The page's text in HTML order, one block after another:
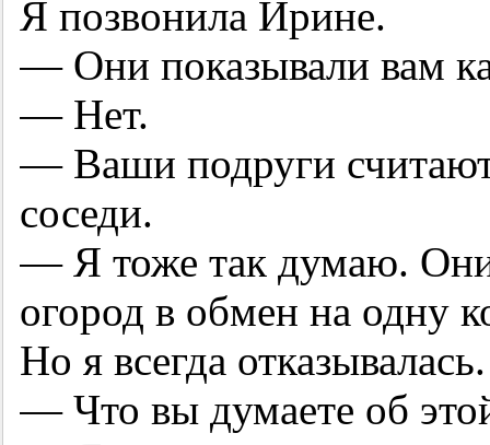
Я позвонила Ирине.
— Они показывали вам
— Нет.
— Ваши подруги
соседи.
— Я тоже так думаю.
огород в обмен на одну
Но я всегда отказывалась.
— Что вы думаете об